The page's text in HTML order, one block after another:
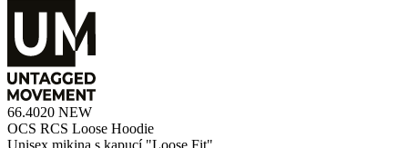
66.4020 NEW
OCS RCS Loose Hoodie